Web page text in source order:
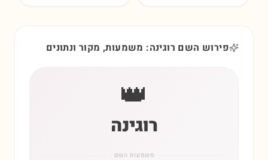
פירוש השם רוגינה: משמעות, מקור ונתונים
👑
רוגינה
משמעות השם